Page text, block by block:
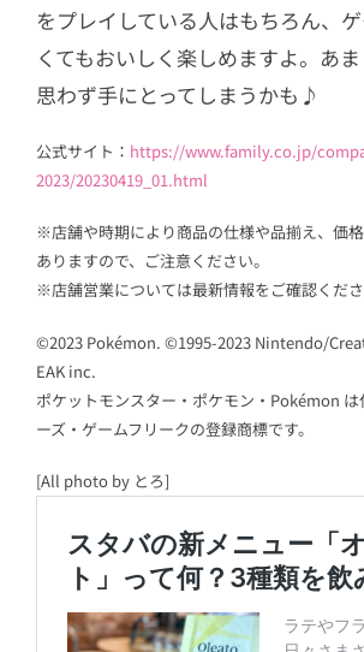
をプレイしている人はもちろん、
くてもおいしく楽しめますよ。あま
思わず手にとってしまうかも♪
公式サイト： https://www.family.co.jp/
2023/20230419_01.html
※店舗や時期により商品の仕様や品揃え、価
ありますので、ご注意ください。
※店舗営業については最新情報をご確認くださ
©2023 Pokémon. ©1995-2023 Nintendo/
EAK inc.
ポケットモンスター・ポケモン・Pokémon は
ーズ・ゲームフリークの登録商標です。
[All photo by とろ]